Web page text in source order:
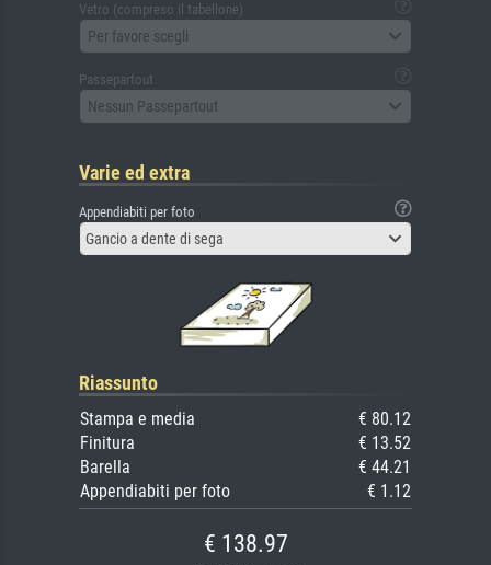
Vetro (compreso il tabellone)
Per favore scegli
Passepartout
Nessun Passepartout
Varie ed extra
Appendiabiti per foto
Gancio a dente di sega
Riassunto
Stampa e media
€ 80.12
Finitura
€ 13.52
Barella
€ 44.21
Appendiabiti per foto
€ 1.12
€ 138.97